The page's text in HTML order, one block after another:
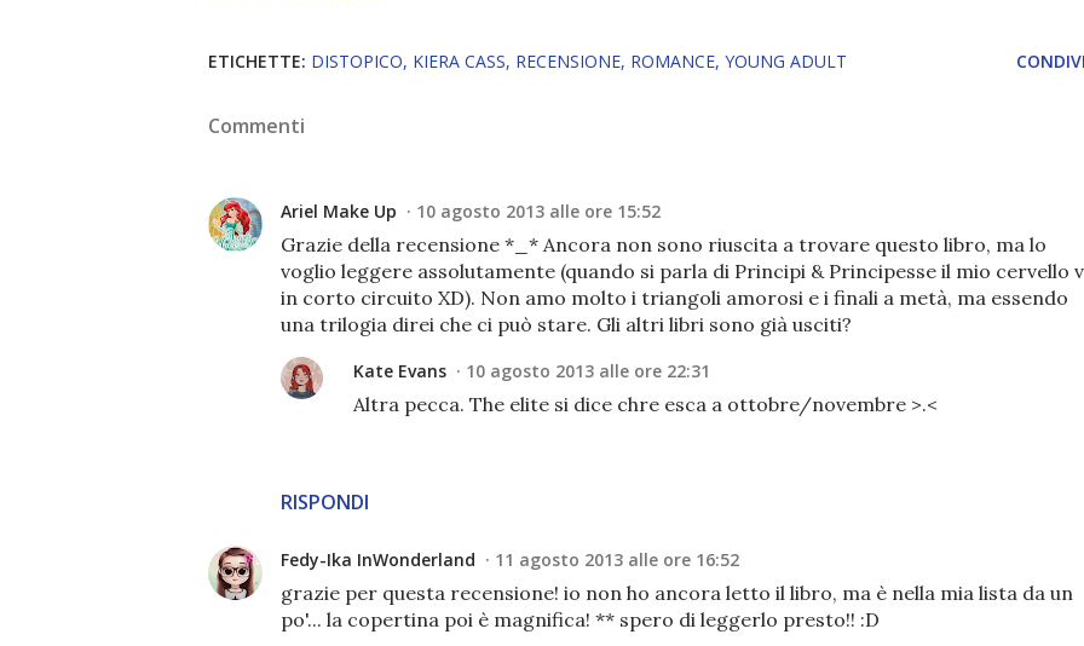
ETICHETTE: DISTOPICO KIERA CASS RECENSIONE ROMANCE YOUNG ADULT
Commenti
Ariel Make Up 10 agosto 2013 alle ore 15:52
Grazie della recensione *_* Ancora non sono riuscita a trovare questo libro, ma lo
voglio leggere assolutamente (quando si parla di Principi & Principesse il mio cervello
in corto circuito XD). Non amo molto i triangoli amorosi e i finali a metà, ma essendo
una trilogia direi che ci può stare. Gli altri libri sono già usciti?
RISPONDI
Kate Evans 10 agosto 2013 alle ore 22:31
Altra pecca. The elite si dice chre esca a ottobre/novembre >.<
Fedy-Ika InWonderland 11 agosto 2013 alle ore 16:52
grazie per questa recensione! io non ho ancora letto il libro, ma è nella mia lista da un
po'... la copertina poi è magnifica! ** spero di leggerlo presto!! :D